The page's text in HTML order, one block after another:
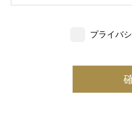
いただいた個人情報の一部
(3) 当社は、当社で就業す
び当社が支払調書等を作成
プライバ